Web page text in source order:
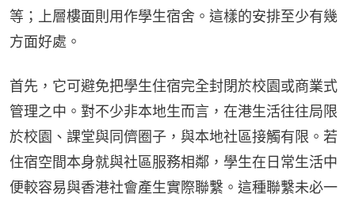
等；上層樓面則用作學生宿舍。這樣的安排至少有幾
方面好處。
首先，它可避免把學生住宿完全封閉於校園或商業式
管理之中。對不少非本地生而言，在港生活往往局限
於校園、課堂與同儕圈子，與本地社區接觸有限。若
住宿空間本身就與社區服務相鄰，學生在日常生活中
便較容易與香港社會產生實際聯繫。這種聯繫未必一